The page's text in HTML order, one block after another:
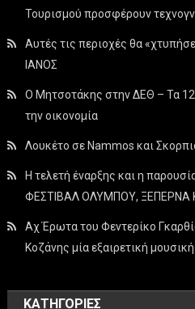
Τουρισμού προσφέρουν
Αυτές τις περιοχές θα
ΙΑΝΟΣ
Ο Μητσοτάκης στην ΔΕΘ – Τα
την οικονομία
Λουκέτο σε Nammos και
Η τελετή έναρξης και η
ΦΕΣΤΙΒΑΛ ΟΛΥΜΠΟΥ, ΞΕΠΕΡΝΑ
Αχ Έρωτα του Φεντερίκο
Κοζάνης μία εξαιρετική
KΑΤΗΓΟΡΊΕΣ